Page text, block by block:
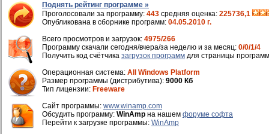
Поднять рейтинг программе »
Проголосовали за программу: 443 средняя оценка: 225736,1
Опубликована в сборнике программ: 04.05.2010 г.
Всего просмотров и загрузок: 4975/266
Программу скачали сегодня/вчера/за неделю и за месяц: 0/0/1/4
Получить код счётчика загрузок программ для страницы
Операционная система: All Windows Platform
Размер программы (дистрибутива): 9000 Кб
Тип лицензии: Freeware
Cайт программы: www.winamp.com
Обсудить программу: WinAmp на нашем форуме софта
Перейти к загрузке программы: WinAmp